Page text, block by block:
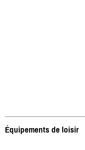
Équipements de loisir